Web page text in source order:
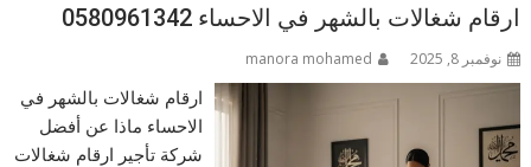
ارقام شغالات بالشهر في الاحساء 0580961342
نوفمبر 8, 2025 manora mohamed
ارقام شغالات بالشهر في
الاحساء ماذا عن أفضل
شركة تأجير ارقام شغالات